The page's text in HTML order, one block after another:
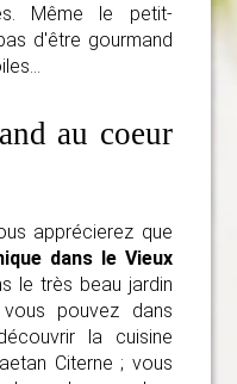
Même le petit-
d'être gourmand
au coeur
apprécierez que
dans le Vieux
le très beau jardin
vous pouvez dans
la cuisine
Citerne ; vous